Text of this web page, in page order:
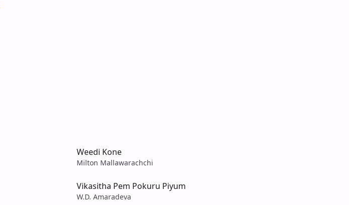
Weedi Kone
Milton Mallawarachchi
Vikasitha Pem Pokuru Piyum
W.D. Amaradeva